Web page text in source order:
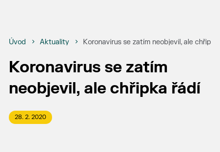
Úvod Aktuality Koronavirus se zatím neobjevil, ale
Koronavirus se zatím
neobjevil, ale chřipka řádí
28. 2. 2020